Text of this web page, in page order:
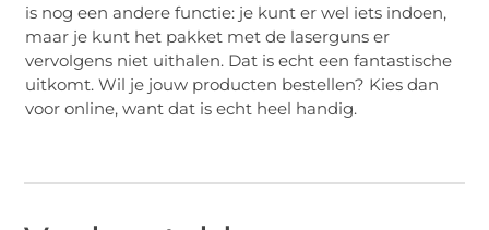
is nog een andere functie: je kunt er wel iets indoen,
maar je kunt het pakket met de laserguns er
vervolgens niet uithalen. Dat is echt een fantastische
uitkomt. Wil je jouw producten bestellen? Kies dan
voor online, want dat is echt heel handig.